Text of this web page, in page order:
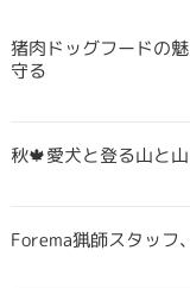
猪肉ドッグフードの
守る
秋🍁愛犬と登る山と
Forema猟師スタッフ